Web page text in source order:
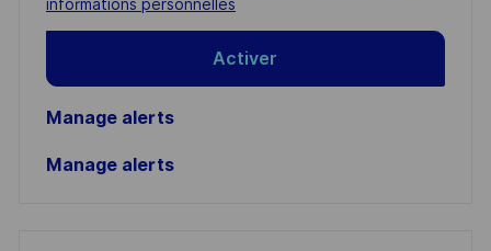
informations personnelles
Activer
Manage alerts
Manage alerts